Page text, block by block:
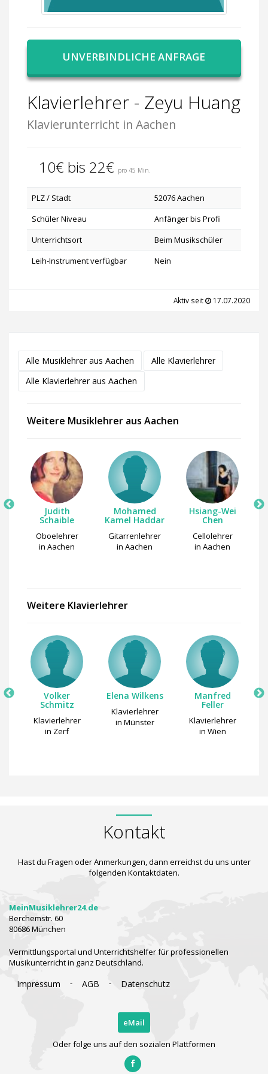
UNVERBINDLICHE ANFRAGE
Klavierlehrer - Zeyu Huang
Klavierunterricht in Aachen
10€ bis 22€ pro 45 Min.
PLZ / Stadt
52076 Aachen
Schüler Niveau
Anfänger bis Profi
Unterrichtsort
Beim Musikschüler
Leih-Instrument verfügbar
Nein
Aktiv seit 17.07.2020
Alle Musiklehrer aus Aachen
Alle Klavierlehrer
Alle Klavierlehrer aus Aachen
Weitere Musiklehrer aus Aachen
Judith
Schaible
Oboelehrer
in Aachen
Mohamed
Kamel Haddar
Gitarrenlehrer
in Aachen
Hsiang-Wei
Chen
Cellolehrer
in Aachen
Weitere Klavierlehrer
Volker
Schmitz
Klavierlehrer
in Zerf
Elena Wilkens
Klavierlehrer
in Münster
Manfred
Feller
Klavierlehrer
in Wien
Kontakt
Hast du Fragen oder Anmerkungen, dann erreichst du uns unter
folgenden Kontaktdaten.
MeinMusiklehrer24.de
Berchemstr. 60
80686 München
Vermittlungsportal und Unterrichtshelfer für professionellen
Musikunterricht in ganz Deutschland.
Impressum - AGB - Datenschutz
eMail
Oder folge uns auf den sozialen Plattformen